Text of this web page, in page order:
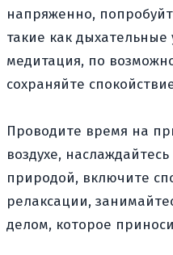
напряженно,
такие как
медитация, по
сохраняйте
Проводите время на
воздухе,
природой, включите
релаксации,
делом, которое